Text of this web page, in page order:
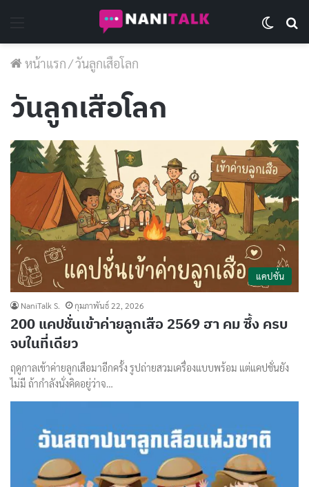
หน้าแรก/วันลูกเสือโลก
วันลูกเสือโลก
แคปชั่น
NaniTalk S. กุมภาพันธ์ 22, 2026
200 แคปชั่นเข้าค่ายลูกเสือ 2569 ฮา คม ซึ้ง ครบ
จบในที่เดียว
ฤดูกาลเข้าค่ายลูกเสือมาอีกครั้ง รูปถ่ายสวมเครื่องแบบพร้อม แต่แคปชั่นยัง
ไม่มี ถ้ากำลังนั่งคิดอยู่ว่าจ…